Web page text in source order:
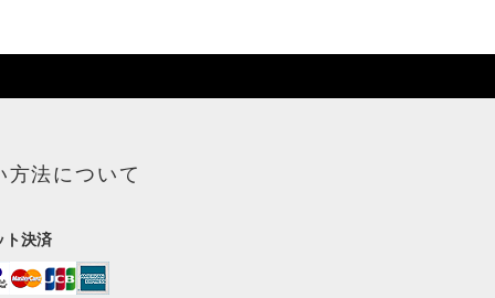
方法について
ト決済